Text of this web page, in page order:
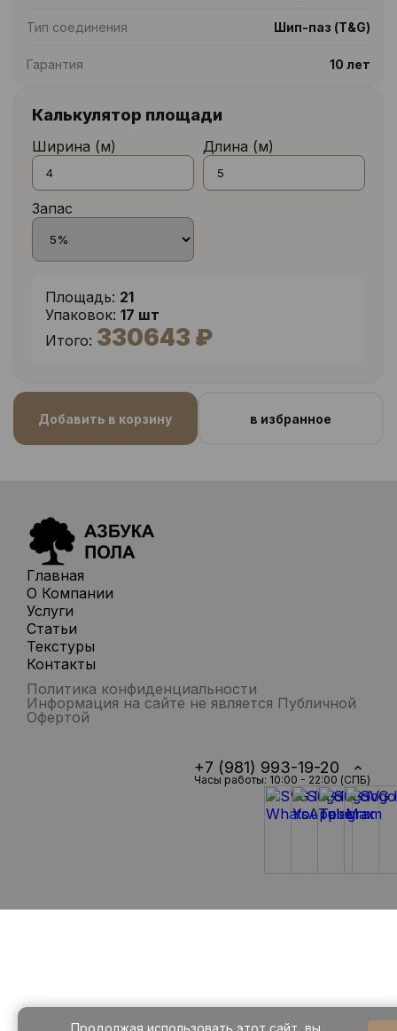
Тип соединения Шип-паз (T&G)
Гарантия 10 лет
Калькулятор площади
Ширина (м) Длина (м)
Запас
Площадь: 21
Упаковок: 17 шт
Итого: 330643 ₽
Добавить в корзину в избранное
Главная
О Компании
Услуги
Статьи
Текстуры
Контакты
Политика конфиденциальности
Информация на сайте не является Публичной
Офертой
+7 (981) 993-19-20
Часы работы: 10:00 - 22:00 (СПБ)
Продолжая использовать этот сайт, вы